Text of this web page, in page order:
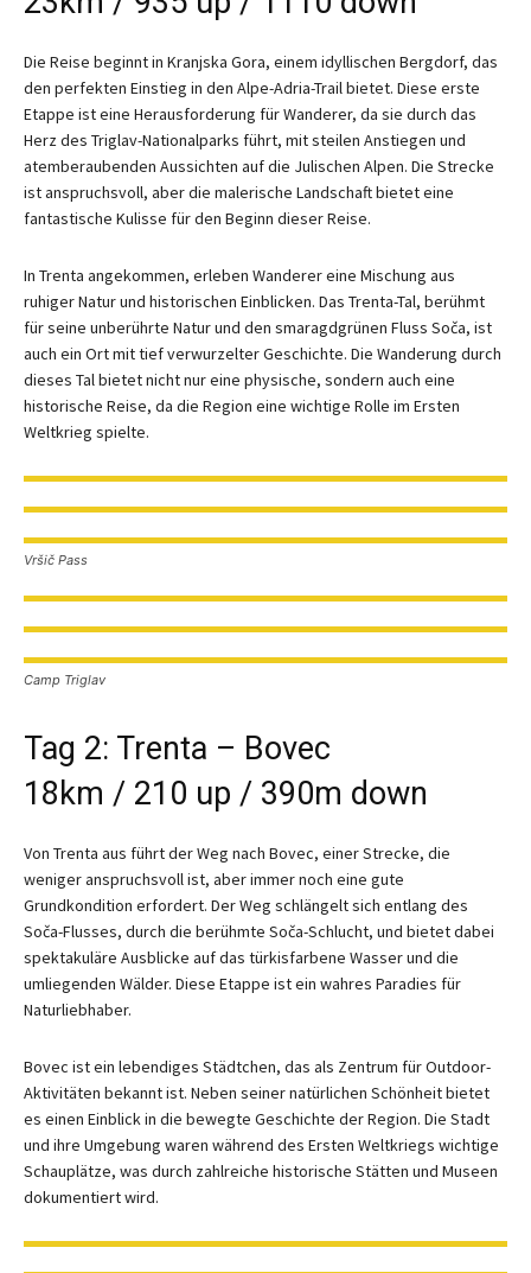
Die Reise beginnt in Kranjska Gora, einem idyllischen Bergdorf, das
den perfekten Einstieg in den Alpe-Adria-Trail bietet. Diese erste
Etappe ist eine Herausforderung für Wanderer, da sie durch das
Herz des Triglav-Nationalparks führt, mit steilen Anstiegen und
atemberaubenden Aussichten auf die Julischen Alpen. Die Strecke
ist anspruchsvoll, aber die malerische Landschaft bietet eine
fantastische Kulisse für den Beginn dieser Reise.
In Trenta angekommen, erleben Wanderer eine Mischung aus
ruhiger Natur und historischen Einblicken. Das Trenta-Tal, berühmt
für seine unberührte Natur und den smaragdgrünen Fluss Soča, ist
auch ein Ort mit tief verwurzelter Geschichte. Die Wanderung durch
dieses Tal bietet nicht nur eine physische, sondern auch eine
historische Reise, da die Region eine wichtige Rolle im Ersten
Weltkrieg spielte.
Vršič Pass
Camp Triglav
Tag 2: Trenta – Bovec
18km / 210 up / 390m down
Von Trenta aus führt der Weg nach Bovec, einer Strecke, die
weniger anspruchsvoll ist, aber immer noch eine gute
Grundkondition erfordert. Der Weg schlängelt sich entlang des
Soča-Flusses, durch die berühmte Soča-Schlucht, und bietet dabei
spektakuläre Ausblicke auf das türkisfarbene Wasser und die
umliegenden Wälder. Diese Etappe ist ein wahres Paradies für
Naturliebhaber.
Bovec ist ein lebendiges Städtchen, das als Zentrum für Outdoor-
Aktivitäten bekannt ist. Neben seiner natürlichen Schönheit bietet
es einen Einblick in die bewegte Geschichte der Region. Die Stadt
und ihre Umgebung waren während des Ersten Weltkriegs wichtige
Schauplätze, was durch zahlreiche historische Stätten und Museen
dokumentiert wird.